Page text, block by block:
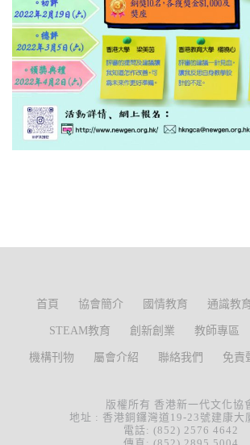
首頁 協會簡介 國情教育 通識教
STEAM教育 創新創業 教師專區
機構刊物 屬會介紹 聯絡我們 免責
版權所有 香港新一代文化協
地址 : 香港銅鑼灣道19-23號建康大
電話: (852) 2576 4642